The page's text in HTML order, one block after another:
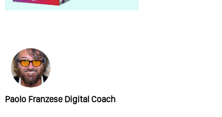
Paolo Franzese Digital Coach